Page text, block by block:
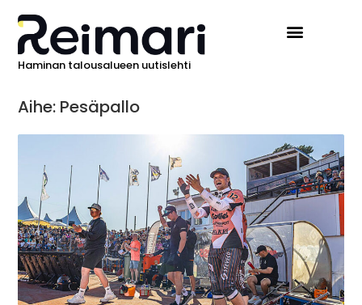
Haminan talousalueen uutislehti
Aihe: Pesäpallo